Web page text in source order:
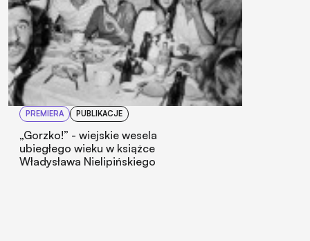
PREMIERA PUBLIKACJE
„Gorzko!” - wiejskie wesela
ubiegłego wieku w książce
Władysława Nielipińskiego